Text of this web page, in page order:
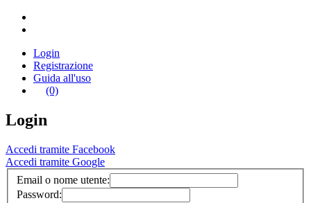
Login
Registrazione
Guida all'uso
(0)
Login
Accedi tramite Facebook
Accedi tramite Google
Email o nome utente:
Password: